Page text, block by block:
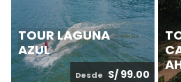
TOUR LAGUNA
AZUL
Desde S/ 99.00